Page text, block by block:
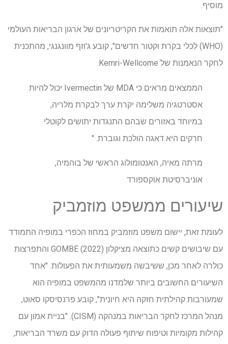
מוסיף.
"תוצאות אלה תואמות את הקריטריונים של ארגון הבריאות העולמי
(WHO) לכלי בקרת וקטור חדשים", קובע ג'וזף מוונגנגי, מהתכנית
לחקר הנאמנות של Kemri-Wellcome.
הממצאים מראים כי MDA של Ivermectin יכול להיות
אסטרטגיה משלימה יקרת ערך לבקרת מלריה,
במיוחד באזורים שבהם התנגדות יתושים לקוטלי
חרקים היא דאגה הולכת וגוברת. "
מרתה מאיה, האנטומולוג הראשי של בוהמיה,
אוניברסיטת אוקספורד
שיעורים ממשפט מוזמביק
לעומת זאת, יישום משפט מוזמביק במחוז הכפרי במופיה התמודד
עם שיבושים קשים כתוצאה מציקלון GOMBE (2022) והתפרצות
כולרה לאחר מכן, ששיבשה משמעותית את הפעולות. "אחד
השיעורים החשובים ביותר שלמדנו מהמשפט במופיה הוא
שמעורבות קהילתית חזקה היא חיונית", קובע פרנסיסקו סאוט,
מנהל המרכז לחקר הבריאות במנהקה (CISM). "בניית אמון עם
קהילות מקומיות וטיפוח שיתוף פעולה הדוק עם משרד הבריאות,